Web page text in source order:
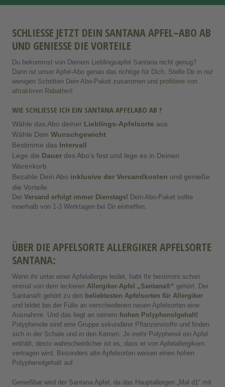
SCHLIESSE JETZT DEIN SANTANA APFEL–ABO AB U
ND GENIESSE DIE VORTEILE
Du bekommst von Deinem Lieblingsapfel Santana nicht genug?
Dann ist unser Apfel-Abo genau das richtige für Dich. Stelle Dir in nur
wenigen Schritten Dein Abo-Paket zusammen und profitiere von
attraktiven Rabatten!
WIE SCHLIESSE ICH EIN SANTANA APFELABO AB ?
Wähle das Abo deiner Lieblings-Apfelsorte aus
Wähle Dein Wunschgewicht
Bestimme das Intervall
Lege die Dauer des Abo’s fest und lege es in Deinen
Warenkorb
Bezahle Dein Abo inklusive der Versandkosten und genieße
die Vorteile.
Der Versand erfolgt immer Dienstags! Dein Abo-Paket sollte
innerhalb von 1-3 Werktagen bei Dir eintreffen.
ÜBER DIE APFELSORTE ALLERGIKER APFELSORTE
SANTANA:
Wenn ihr unter einer Apfelallergie leidet, habt Ihr bestimmt schon
einmal von dem leckeren Allergiker-Apfel „Santana®“ gehört. Der
Santana® gehört zu den beliebtesten Apfelsorten für Allergiker
und bildet bei der Fülle an verschiedenen neuen Apfelsorten eine
Ausnahme. Und das liegt an seinem hohen Polyphenolgehalt!
Polyphenole sind eine Gruppe sekundärer Pflanzenstoffe und finden
sich in der Schale und in den Kernen. Je mehr Polyphenol ein Apfel
enthält, desto wahrscheinlicher ist es, dass er von Apfelallergikern
vertragen wird. Besonders alte Apfelsorten weisen einen hohen
Polyphenolgehalt auf.
Genießbar wird der Santana Apfel, da das Hauptallergen „Mal d1“ mit